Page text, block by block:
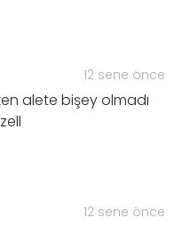
12 sene önce
alete bişey olmadı
12 sene önce